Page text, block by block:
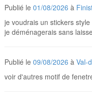
Publié le01/08/2026 à
je voudrais un stickers
je déménagerais sans
Publié le09/08/2026 àVal-
voir d'autres motif de